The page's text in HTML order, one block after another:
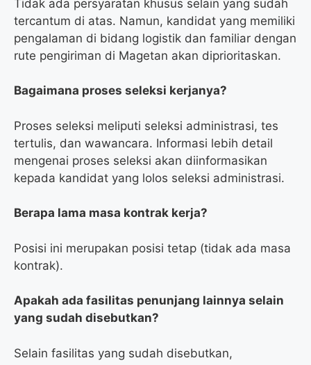
Tidak ada persyaratan khusus selain yang sudah
tercantum di atas. Namun, kandidat yang memiliki
pengalaman di bidang logistik dan familiar dengan
rute pengiriman di Magetan akan diprioritaskan.
Bagaimana proses seleksi kerjanya?
Proses seleksi meliputi seleksi administrasi, tes
tertulis, dan wawancara. Informasi lebih detail
mengenai proses seleksi akan diinformasikan
kepada kandidat yang lolos seleksi administrasi.
Berapa lama masa kontrak kerja?
Posisi ini merupakan posisi tetap (tidak ada masa
kontrak).
Apakah ada fasilitas penunjang lainnya selain
yang sudah disebutkan?
Selain fasilitas yang sudah disebutkan,